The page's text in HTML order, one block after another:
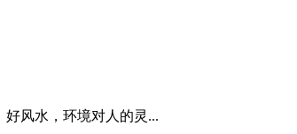
风水，环境对人的灵...